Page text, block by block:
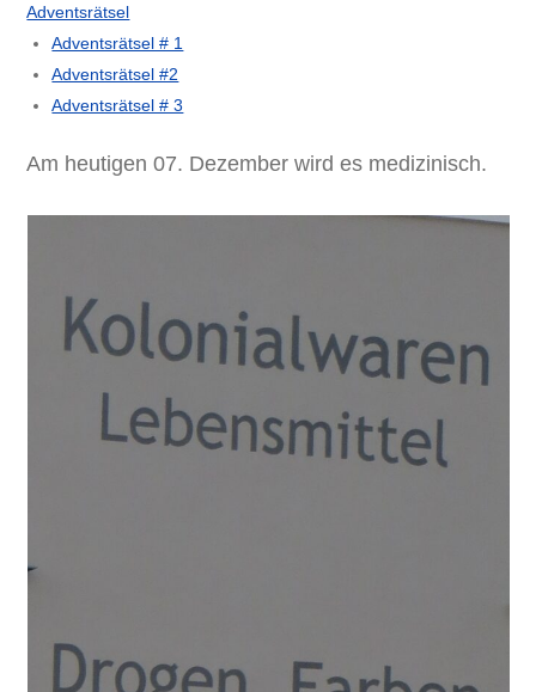
Adventsrätsel
Adventsrätsel # 1
Adventsrätsel #2
Adventsrätsel # 3
Am heutigen 07. Dezember wird es medizinisch.